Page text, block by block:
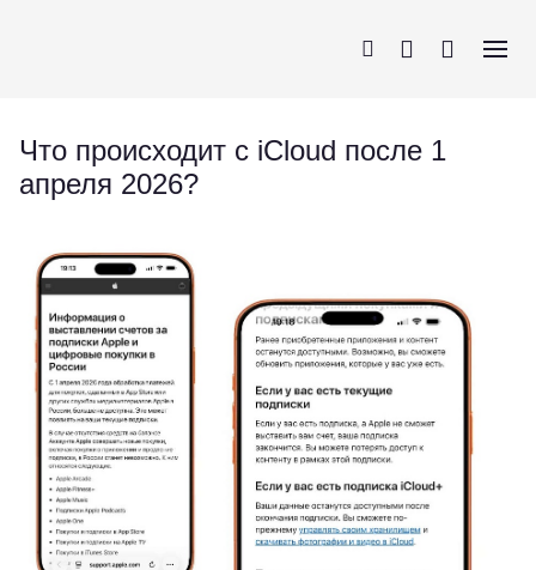
Что происходит с iCloud после 1
апреля 2026?